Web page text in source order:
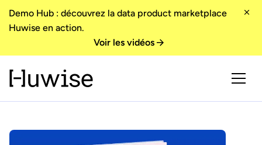
Demo Hub : découvrez la data product marketplace
Huwise en action.
Voir les vidéos